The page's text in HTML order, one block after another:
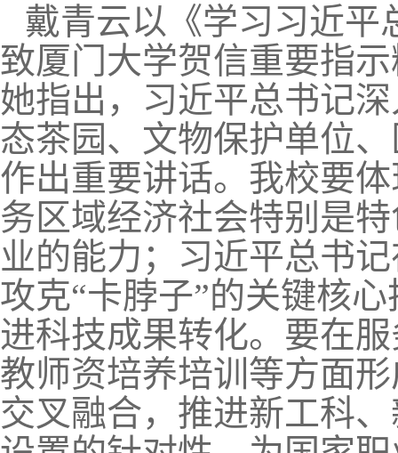
戴青云以《学习习近平
致厦门大学贺信重要指
她指出，习近平总书记
态茶园、文物保护单位
作出重要讲话。我校要
务区域经济社会特别是
业的能力；习近平总书
攻克“卡脖子”的关键核
进科技成果转化。要在
教师资培养培训等方面
交叉融合，推进新工科